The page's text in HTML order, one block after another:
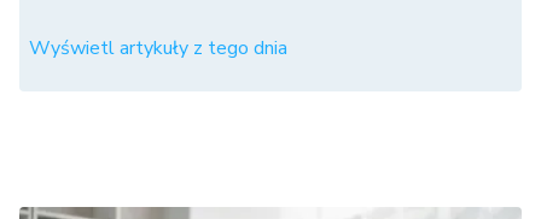
Wyświetl artykuły z tego dnia